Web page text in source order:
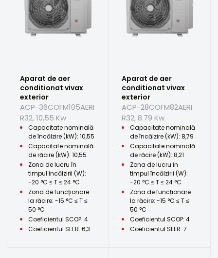
Aparat de aer
conditionat vivax
exterior
ACP-36COFM105AERI
R32, 10,55 Kw
Capacitate nominală
de încălzire (kW): 10,55
Capacitate nominală
de răcire (kW): 10,55
Zona de lucru în
timpul încălzirii (W):
-20 °C ≤ T ≤ 24 °C
Zona de funcționare
la răcire: -15 °C ≤ T ≤
50 °C
Coeficientul SCOP: 4
Coeficientul SEER: 6,3
Aparat de aer
conditionat vivax
exterior
ACP-28COFM82AERI
R32, 8.79 Kw
Capacitate nominală
de încălzire (kW): 8,79
Capacitate nominală
de răcire (kW): 8,21
Zona de lucru în
timpul încălzirii (W):
-20 °C ≤ T ≤ 24 °C
Zona de funcționare
la răcire: -15 °C ≤ T ≤
50 °C
Coeficientul SCOP: 4
Coeficientul SEER: 7